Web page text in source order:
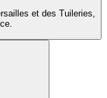
et des Tuileries,